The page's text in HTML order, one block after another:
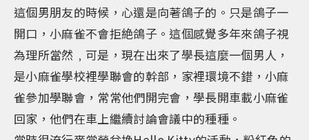
這個男朋友的時候，心還是向著鴿子的。只是鴿子一
開口，小麻雀不會拒絶鴿子。這個感覺多年來鴿子視
為理所當然﹐可是，現在出來了學長這麼一個男人，
是小麻雀學校裡學聯會的幹部，家裡環境不錯，小麻
雀參加學聯會，常常他們開完會，學長開車載小麻雀
回家，他們在車上繼續討論會議中的種種。